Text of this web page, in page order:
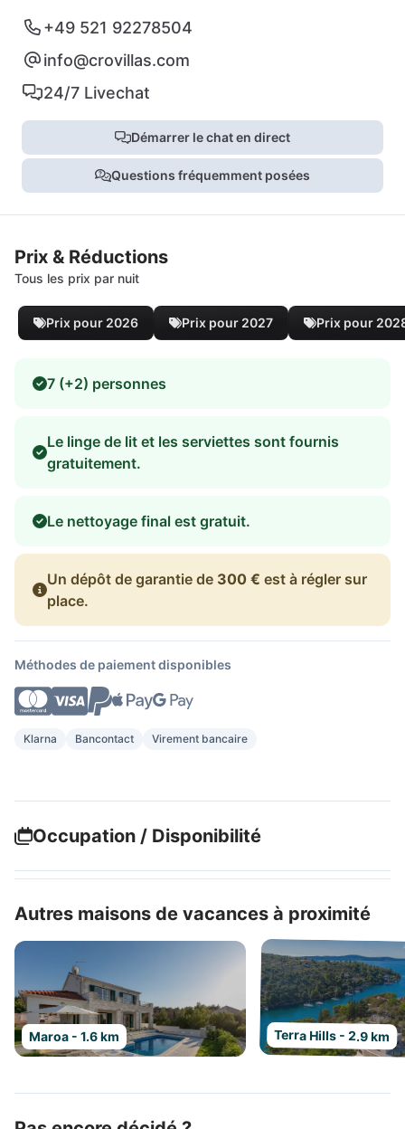
+49 521 92278504
info@crovillas.com
24/7 Livechat
Démarrer le chat en direct
Questions fréquemment posées
Prix & Réductions
Tous les prix par nuit
Prix pour 2026 Prix pour 2027 Prix pour
7 (+2) personnes
Le linge de lit et les serviettes sont fournis
gratuitement.
Le nettoyage final est gratuit.
Un dépôt de garantie de 300 € est à régler sur
place.
Méthodes de paiement disponibles
Klarna Bancontact Virement bancaire
Occupation / Disponibilité
Autres maisons de vacances à proximité
Maroa - 1.6 km Terra Hills - 2.9 km